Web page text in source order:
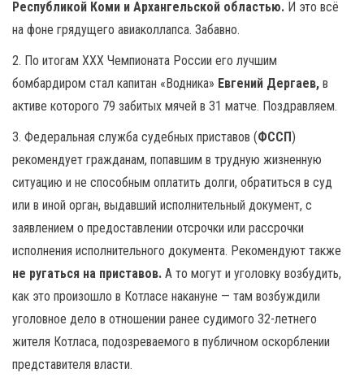
Республикой Коми и Архангельской областью. И это всё
на фоне грядущего авиаколлапса. Забавно.
2. По итогам ХХХ Чемпионата России его лучшим
бомбардиром стал капитан «Водника» Евгений Дергаев, в
активе которого 79 забитых мячей в 31 матче. Поздравляем.
3. Федеральная служба судебных приставов (ФССП )
рекомендует гражданам, попавшим в трудную жизненную
ситуацию и не способным оплатить долги, обратиться в суд
или в иной орган, выдавший исполнительный документ, с
заявлением о предоставлении отсрочки или рассрочки
исполнения исполнительного документа. Рекомендуют также
не ругаться на приставов. А то могут и уголовку возбудить,
как это произошло в Котласе накануне — там возбуждили
уголовное дело в отношении ранее судимого 32-летнего
жителя Котласа, подозреваемого в публичном оскорблении
представителя власти.